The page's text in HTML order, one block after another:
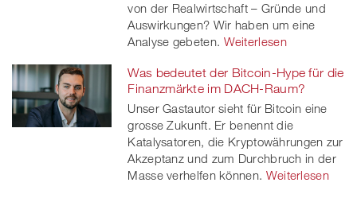
von der Realwirtschaft – Gründe und
Auswirkungen? Wir haben um eine
Analyse gebeten. Weiterlesen
Was bedeutet der Bitcoin-Hype für die
Finanzmärkte im DACH-Raum?
Unser Gastautor sieht für Bitcoin eine
grosse Zukunft. Er benennt die
Katalysatoren, die Kryptowährungen zur
Akzeptanz und zum Durchbruch in der
Masse verhelfen können. Weiterlesen